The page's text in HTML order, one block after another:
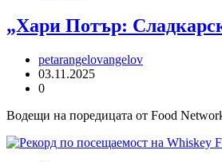
„Хари Потър:
petarangelovangelov
03.11.2025
0
Водещи на поредицата от Food